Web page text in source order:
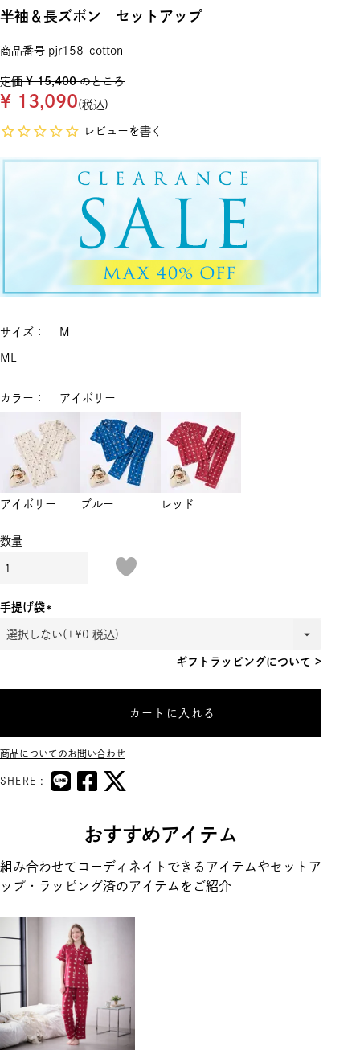
半袖＆長ズボン セットアップ
商品番号 pjr158-cotton
定価 ¥ 15,400 のところ
¥ 13,090 税込
レビューを書く
サイズ M
M
カラー アイボリー
アイボリー ブルー レッド
手提げ袋
(必
ギフトラッピングについて >
カートに入れる
商品についてのお問い合わせ
SHERE :
おすすめアイテム
組み合わせてコーディネイトできるアイテムやセットア
ップ・ラッピング済のアイテムをご紹介